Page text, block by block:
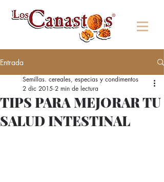
Entrada
TIPS PARA MEJORAR TU
SALUD INTESTINAL
Semillas. cereales, especias y condimentos
2 dic 2015 2 min de lectura